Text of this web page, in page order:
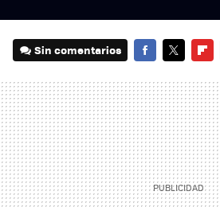
Sin comentarios